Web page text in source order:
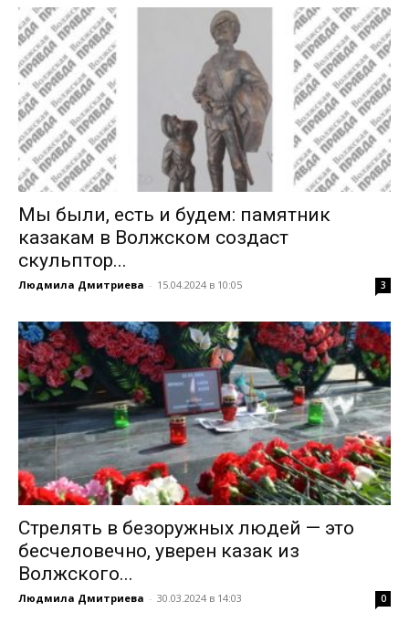
Мы были, есть и будем: памятник
казакам в Волжском создаст
скульптор...
Людмила Дмитриева - 15.04.2024 в 10:05 3
Стрелять в безоружных людей — это
бесчеловечно, уверен казак из
Волжского...
Людмила Дмитриева - 30.03.2024 в 14:03 0